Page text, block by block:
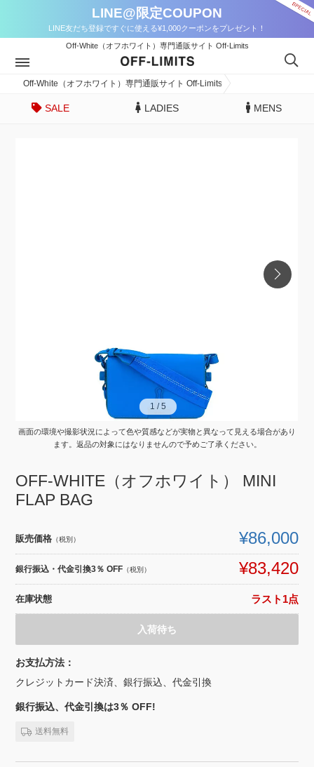
LINE@限定COUPON
LINE友だち登録ですぐに使える¥1,000クーポンをプレゼント！
Off-White（オフホワイト）専門通販サイト Off-Limits
Off-White（オフホワイト）専門通販サイト Off-Limits
SALE LADIES MENS
1 /5
1 /5
画面の環境や撮影状況によって色や質感などが実物と異なって見える場合があり
ます。返品の対象にはなりませんので予めご了承ください。
OFF-WHITE（オフホワイト） MINI
FLAP BAG
販売価格 （税別） ¥86,000
銀行振込・代金引換3％ OFF （税別） ¥83,420
在庫状態 ラスト1点
入荷待ち
お支払方法：
クレジットカード決済、銀行振込、代金引換
銀行振込、代金引換は3％ OFF!
送料無料